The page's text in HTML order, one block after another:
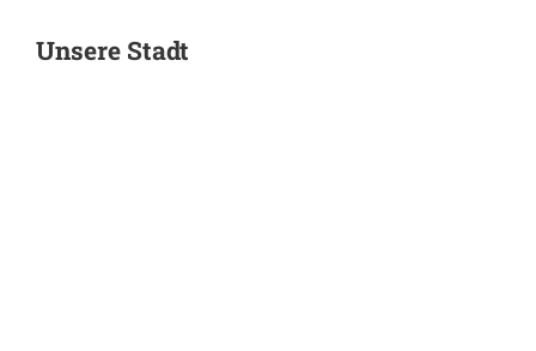
Unsere Stadt